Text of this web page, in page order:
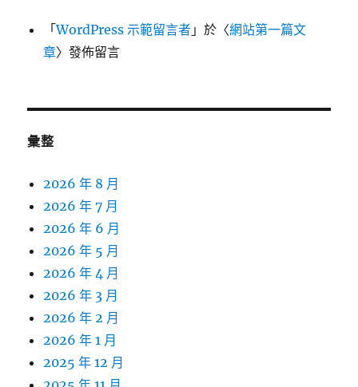
「WordPress 示範留言者 」於〈網站第一篇文
章〉發佈留言
彙整
2026 年 8 月
2026 年 7 月
2026 年 6 月
2026 年 5 月
2026 年 4 月
2026 年 3 月
2026 年 2 月
2026 年 1 月
2025 年 12 月